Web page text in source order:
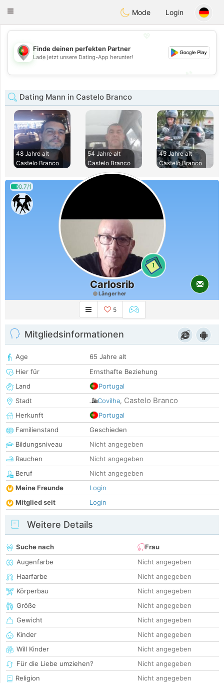
Portugues
Toggle
Mode Login
💖
💕
Finde deinen perfekten Partner
Lade jetzt unsere Dating-App herunter!
Dating Mann in Castelo Branco
48 Jahre alt
Castelo Branco
54 Jahre alt
Castelo Branco
45 Jahre alt
Castelo Branco
0.7/1
1
Carlosrib
Länger her
5
Mitgliedsinformationen
Age
65 Jahre alt
Hier für
Ernsthafte Beziehung
Land
Portugal
Stadt
Covilha, Castelo Branco
Herkunft
Portugal
Familienstand
Geschieden
Bildungsniveau
Nicht angegeben
Rauchen
Nicht angegeben
Beruf
Nicht angegeben
Meine Freunde
Login
Mitglied seit
Login
Weitere Details
Suche nach
Frau
Augenfarbe
Nicht angegeben
Haarfarbe
Nicht angegeben
Körperbau
Nicht angegeben
Größe
Nicht angegeben
Gewicht
Nicht angegeben
Kinder
Nicht angegeben
Will Kinder
Nicht angegeben
Für die Liebe umziehen?
Nicht angegeben
Religion
Nicht angegeben